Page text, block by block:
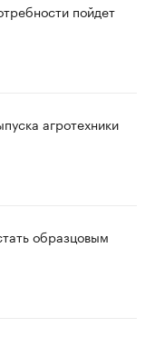
пойдет
агротехники
образцовым